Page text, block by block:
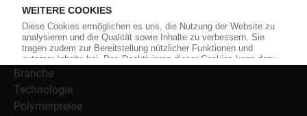
Informationen wie Handelsnamen und Veranstaltungen.
Nachrichten
Alle Nachrichten
Branche
Technologie
Polymerpreise